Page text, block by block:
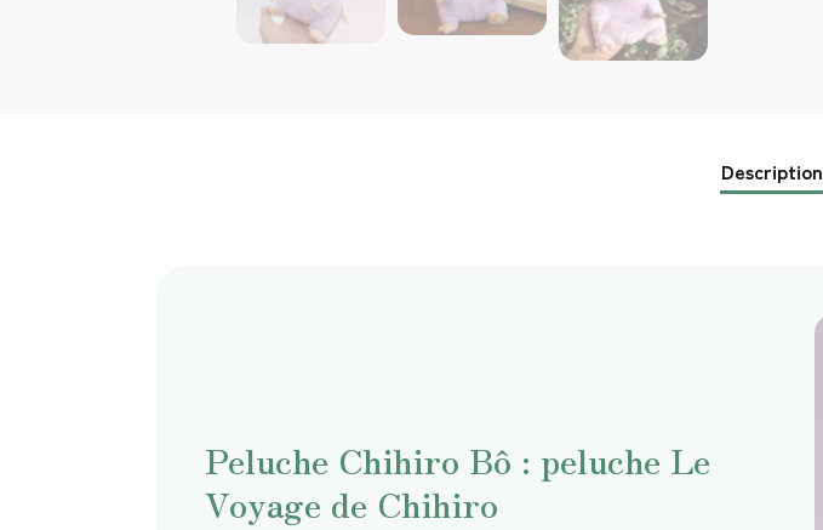
Description
Peluche Chihiro Bô : peluche Le
Voyage de Chihiro